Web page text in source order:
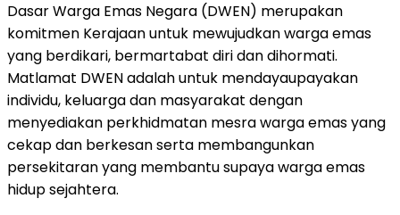
Dasar Warga Emas Negara (DWEN) merupakan
komitmen Kerajaan untuk mewujudkan warga emas
yang berdikari, bermartabat diri dan dihormati.
Matlamat DWEN adalah untuk mendayaupayakan
individu, keluarga dan masyarakat dengan
menyediakan perkhidmatan mesra warga emas yang
cekap dan berkesan serta membangunkan
persekitaran yang membantu supaya warga emas
hidup sejahtera.